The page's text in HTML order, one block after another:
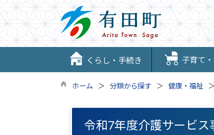
くらし・手続き 子育て
ホーム 分類から探す 健康・福祉
令和7年度介護サービ